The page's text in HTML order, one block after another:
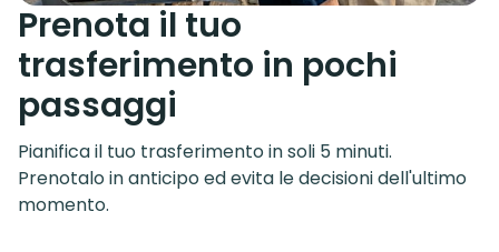
Prenota il tuo
trasferimento in pochi
passaggi
Pianifica il tuo trasferimento in soli 5 minuti.
Prenotalo in anticipo ed evita le decisioni dell'ultimo
momento.